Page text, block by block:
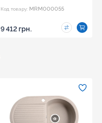
Код товару: MRM000055
9 412 грн.